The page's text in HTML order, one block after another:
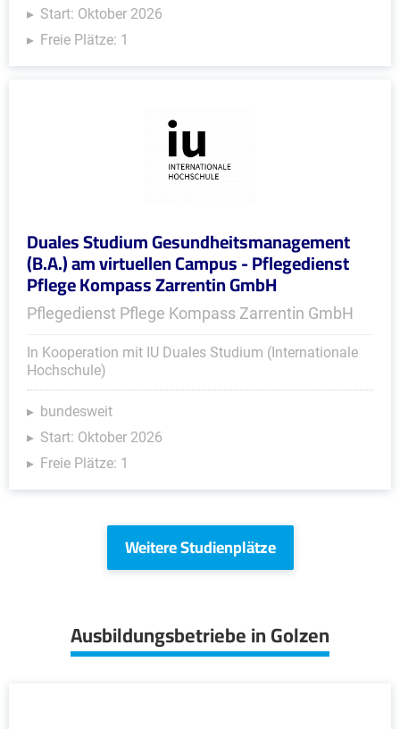
Start: Oktober 2026
Freie Plätze: 1
Duales Studium Gesundheitsmanagement
(B.A.) am virtuellen Campus - Pflegedienst
Pflege Kompass Zarrentin GmbH
Pflegedienst Pflege Kompass Zarrentin GmbH
In Kooperation mit IU Duales Studium (Internationale
Hochschule)
bundesweit
Start: Oktober 2026
Freie Plätze: 1
Weitere Studienplätze
Ausbildungsbetriebe in Golzen